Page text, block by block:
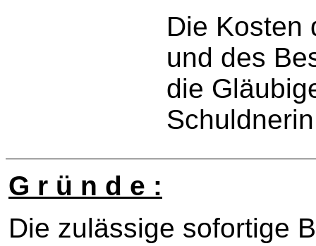
Die Kosten
und des
die
G r ü n d e :
Die zulässige sofortige